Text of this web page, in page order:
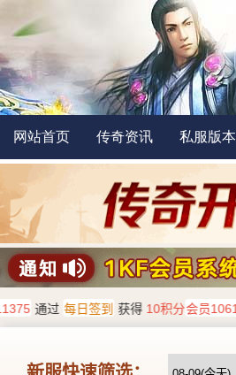
网站首页 传奇资讯 私服版本